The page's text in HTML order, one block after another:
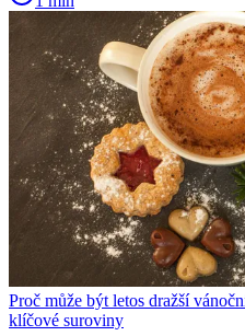
Proč může být letos dražší
klíčové suroviny